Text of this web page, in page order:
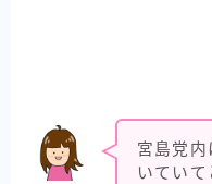
宮島党内
いていて